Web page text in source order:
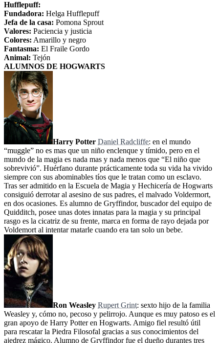
Hufflepuff:
Fundadora: Helga Hufflepuff
Jefa de la casa: Pomona Sprout
Valores: Paciencia y justicia
Colores: Amarillo y negro
Fantasma: El Fraile Gordo
Animal: Tejón
ALUMNOS DE HOGWARTS
Harry Potter Daniel Radcliffe: en el mundo
“muggle” no es mas que un niño enclenque y tímido, pero en el
mundo de la magia es nada mas y nada menos que “El niño que
sobrevivió”. Huérfano durante prácticamente toda su vida ha vivido
siempre con sus abominables tíos que le tratan como un esclavo.
Tras ser admitido en la Escuela de Magia y Hechicería de Hogwarts
consiguió derrotar al asesino de sus padres, el malvado Voldermort,
en dos ocasiones. Es alumno de Gryffindor, buscador del equipo de
Quidditch, posee unas dotes innatas para la magia y su principal
rasgo es la cicatriz de su frente, marca en forma de rayo dejada por
Voldemort al intentar matarle cuando era tan solo un bebe.
Ron Weasley Rupert Grint: sexto hijo de la familia
Weasley y, cómo no, pecoso y pelirrojo. Aunque es muy patoso es el
gran apoyo de Harry Potter en Hogwarts. Amigo fiel resultó útil
para rescatar la Piedra Filosofal gracias a sus conocimientos del
ajedrez mágico. Alumno de Gryffindor fue el dueño durantes tres